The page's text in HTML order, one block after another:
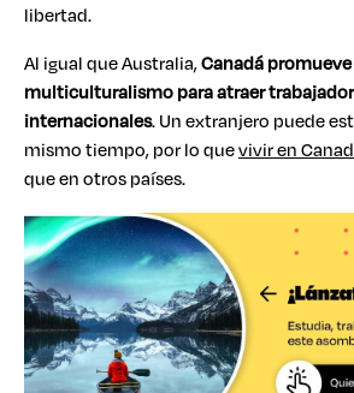
libertad.
Al igual que Australia,Canadá promueve
multiculturalismo para atraer
internacionales. Un extranjero puede
mismo tiempo, por lo quevivir en
que en otros países.